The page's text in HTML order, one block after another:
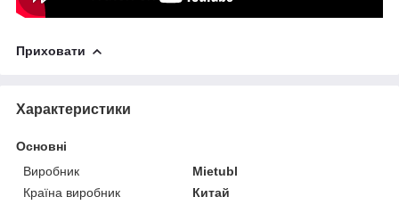
Приховати
Характеристики
Основні
Виробник
Mietubl
Країна виробник
Китай